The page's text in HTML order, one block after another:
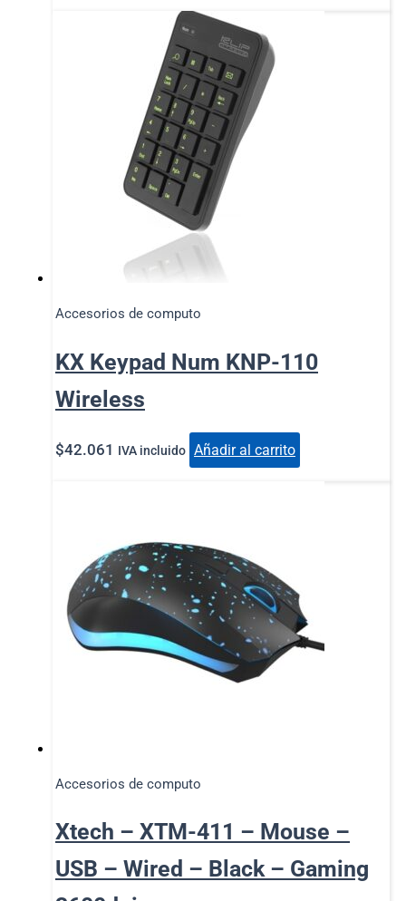
Accesorios de computo
KX Keypad Num KNP-110
Wireless
$42.061 IVA incluido Añadir al carrito
Accesorios de computo
Xtech – XTM-411 – Mouse –
USB – Wired – Black – Gaming